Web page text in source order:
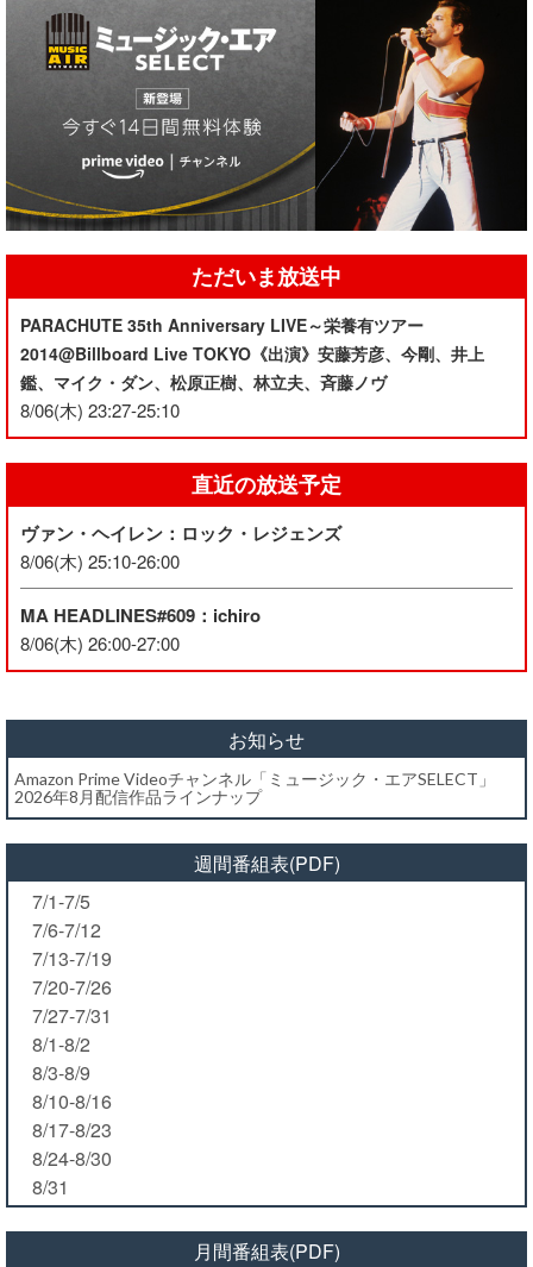
ただいま放送中
PARACHUTE 35th Anniversary LIVE～栄養有ツアー
2014@Billboard Live TOKYO《出演》安藤芳彦、今剛、井上
鑑、マイク・ダン、松原正樹、林立夫、斉藤ノヴ
8/06(木) 23:27-25:10
直近の放送予定
ヴァン・ヘイレン：ロック・レジェンズ
8/06(木) 25:10-26:00
MA HEADLINES#609：ichiro
8/06(木) 26:00-27:00
お知らせ
Amazon Prime Videoチャンネル「ミュージック・エアSELECT」
2026年8月配信作品ラインナップ
週間番組表(PDF)
7/1-7/5
7/6-7/12
7/13-7/19
7/20-7/26
7/27-7/31
8/1-8/2
8/3-8/9
8/10-8/16
8/17-8/23
8/24-8/30
8/31
月間番組表(PDF)